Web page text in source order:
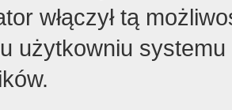
włączył tą
użytkowniu